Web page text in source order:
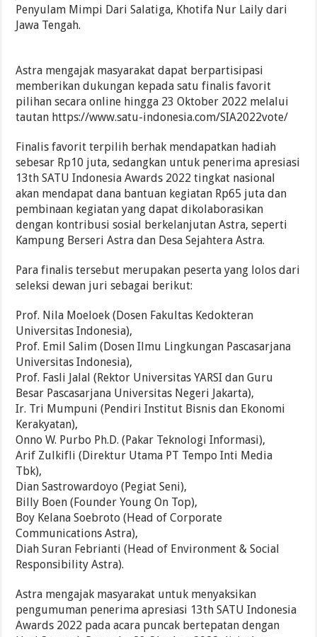
Penyulam Mimpi Dari Salatiga, Khotifa Nur Laily dari
Jawa Tengah.
Astra mengajak masyarakat dapat berpartisipasi
memberikan dukungan kepada satu finalis favorit
pilihan secara online hingga 23 Oktober 2022 melalui
tautan https://www.satu-indonesia.com/SIA2022vote/
Finalis favorit terpilih berhak mendapatkan hadiah
sebesar Rp10 juta, sedangkan untuk penerima apresiasi
13th SATU Indonesia Awards 2022 tingkat nasional
akan mendapat dana bantuan kegiatan Rp65 juta dan
pembinaan kegiatan yang dapat dikolaborasikan
dengan kontribusi sosial berkelanjutan Astra, seperti
Kampung Berseri Astra dan Desa Sejahtera Astra.
Para finalis tersebut merupakan peserta yang lolos dari
seleksi dewan juri sebagai berikut:
Prof. Nila Moeloek (Dosen Fakultas Kedokteran
Universitas Indonesia),
Prof. Emil Salim (Dosen Ilmu Lingkungan Pascasarjana
Universitas Indonesia),
Prof. Fasli Jalal (Rektor Universitas YARSI dan Guru
Besar Pascasarjana Universitas Negeri Jakarta),
Ir. Tri Mumpuni (Pendiri Institut Bisnis dan Ekonomi
Kerakyatan),
Onno W. Purbo Ph.D. (Pakar Teknologi Informasi),
Arif Zulkifli (Direktur Utama PT Tempo Inti Media
Tbk),
Dian Sastrowardoyo (Pegiat Seni),
Billy Boen (Founder Young On Top),
Boy Kelana Soebroto (Head of Corporate
Communications Astra),
Diah Suran Febrianti (Head of Environment & Social
Responsibility Astra).
Astra mengajak masyarakat untuk menyaksikan
pengumuman penerima apresiasi 13th SATU Indonesia
Awards 2022 pada acara puncak bertepatan dengan